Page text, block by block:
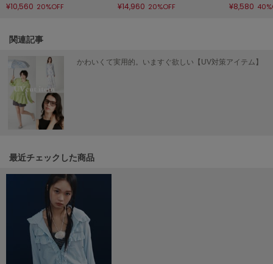
オルグ
ORR
オル
パトリック
Philly chocolate
フィリーチョコレート
poláura
ポローラ
¥10,560 20%OFF ¥14,960 20%OFF ¥8,580
関連記事
かわいくて実用的。いますぐ欲しい【UV対策アイテム】
最近チェックした商品